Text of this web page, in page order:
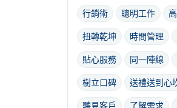
行銷術
聰明工作
扭轉乾坤
時間管理
貼心服務
同一陣線
樹立口碑
送禮送到心
聽見客戶
了解需求